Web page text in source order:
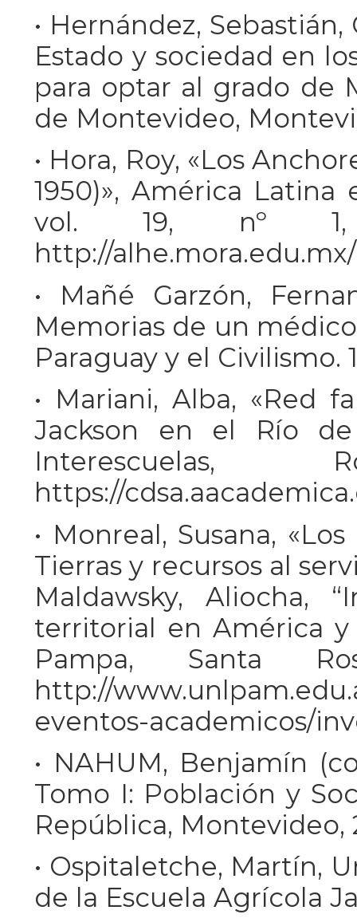
• Hernández,
Estado y sociedad en
para optar al grado de
de Montevideo,
• Hora, Roy, «Los
1950)», América
vol. 19, nº 1,
http://
• Mañé Garzón,
Memorias de un
Paraguay y el Civilismo.
• Mariani, Alba, «Red
Jackson en el Río de
https://
• Monreal, Susana,
Tierras y recursos al
Maldawsky, Aliocha,
territorial en América y
Pampa, Santa
http://
eventos-academicos/
• NAHUM, Benjamín
Tomo I: Población y
República, Montevideo,
• Ospitaletche, Martín,
de la Escuela Agrícola